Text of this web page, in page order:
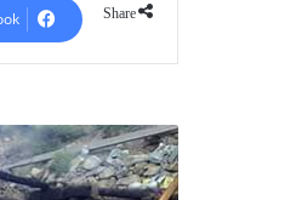
Share
د
ی
ر